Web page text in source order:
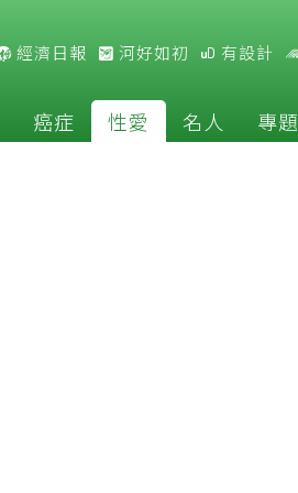
經濟日報 河好如初 有設計
癌症 性愛 名人 專題